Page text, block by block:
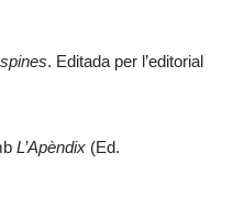
. Editada per l’editorial
L’Apèndix (Ed.